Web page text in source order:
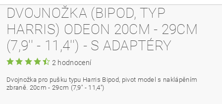
DVOJNOŽKA (BIPOD, TYP
HARRIS) ODEON 20CM - 29CM
(7,9'' - 11,4'') - S ADAPTÉRY
2 hodnocení
Dvojnožka pro pušku typu Harris Bipod, pivot model s naklápěním
zbraně. 20cm - 29cm (7,9'' - 11,4'')